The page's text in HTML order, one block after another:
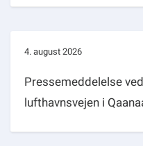
4. august 2026
Pressemeddelelse
lufthavnsvejen i